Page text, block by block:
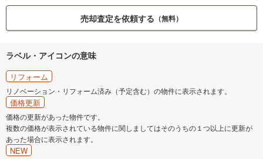
売却査定を依頼する （無料）
ラベル・アイコンの意味
リフォーム
リノベーション・リフォーム済み（予定含む）の物件に表示されます。
価格更新
価格の更新があった物件です。
複数の価格が表示されている物件に関しましてはそのうちの１つ以上に更新が
あった場合に表示されます。
NEW